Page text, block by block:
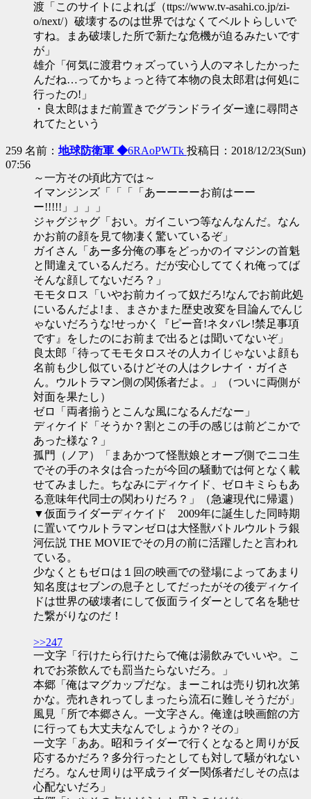
渡「このサイトによれば（ttps://www.tv-asahi.co.jp/zi-
o/next/）破壊するのは世界ではなくてベルトらしいで
すね。まあ破壊した所で新たな危機が迫るみたいです
が」
雄介「何気に渡君ウォズっていう人のマネしたかった
んだね…ってかちょっと待て本物の良太郎君は何処に
行ったの!」
・良太郎はまだ前置きでグランドライダー達に尋問さ
れてたという
259 名前： 地球防衛軍 ◆6RAoPWTk 投稿日：2018/12/23(Sun)
07:56
～一方その頃此方では～
イマンジンズ「「「「あーーーーお前はーー
ー!!!!!」」」」
ジャグジャグ「おい。ガイこいつ等なんなんだ。なん
かお前の顔を見て物凄く驚いているぞ」
ガイさん「あー多分俺の事をどっかのイマジンの首魁
と間違えているんだろ。だが安心しててくれ俺ってば
そんな顔してないだろ？」
モモタロス「いやお前カイって奴だろ!なんでお前此処
にいるんだよ!ま、まさかまた歴史改変を目論んでんじ
ゃないだろうな!せっかく『ピー音!ネタバレ!禁足事項
です』をしたのにお前まで出るとは聞いてないぞ」
良太郎「待ってモモタロスその人カイじゃないよ顔も
名前も少し似ているけどその人はクレナイ・ガイさ
ん。ウルトラマン側の関係者だよ。」（ついに両側が
対面を果たし）
ゼロ「両者揃うとこんな風になるんだなー」
ディケイド「そうか？割とこの手の感じは前どこかで
あった様な？」
孤門（ノア）「まあかつて怪獣娘とオーブ側でニコ生
でその手のネタは合ったが今回の騒動では何となく載
せてみました。ちなみにディケイド、ゼロキミらもあ
る意味年代同士の関わりだろ？」（急遽現代に帰還）
▼仮面ライダーディケイド 2009年に誕生した同時期
に置いてウルトラマンゼロは大怪獣バトルウルトラ銀
河伝説 THE MOVIEでその月の前に活躍したと言われ
ている。
少なくともゼロは１回の映画での登場によってあまり
知名度はセブンの息子としてだったがその後ディケイ
ドは世界の破壊者にして仮面ライダーとして名を馳せ
た繋がりなのだ！
>>247
一文字「行けたら行けたらで俺は湯飲みでいいや。こ
れでお茶飲んでも罰当たらないだろ。」
本郷「俺はマグカップだな。まーこれは売り切れ次第
かな。売れきれってしまったら流石に難しそうだが」
風見「所で本郷さん。一文字さん。俺達は映画館の方
に行っても大丈夫なんでしょうか？その」
一文字「ああ。昭和ライダーで行くとなると周りが反
応するかだろ？多分行ったとしても対して騒がれない
だろ。なんせ周りは平成ライダー関係者だしその点は
心配ないだろ」